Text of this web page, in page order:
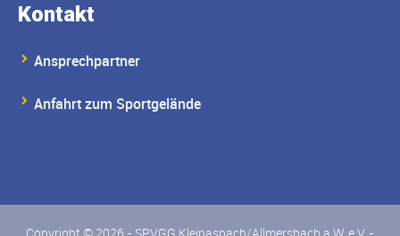
Kontakt
Ansprechpartner
Anfahrt zum Sportgelände